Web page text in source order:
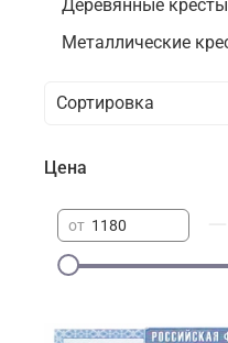
Деревянные кресты
Металлические
Цена
от